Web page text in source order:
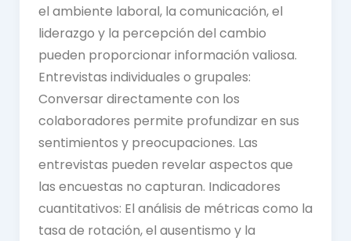
el ambiente laboral, la comunicación, el
liderazgo y la percepción del cambio
pueden proporcionar información valiosa.
Entrevistas individuales o grupales:
Conversar directamente con los
colaboradores permite profundizar en sus
sentimientos y preocupaciones. Las
entrevistas pueden revelar aspectos que
las encuestas no capturan. Indicadores
cuantitativos: El análisis de métricas como la
tasa de rotación, el ausentismo y la